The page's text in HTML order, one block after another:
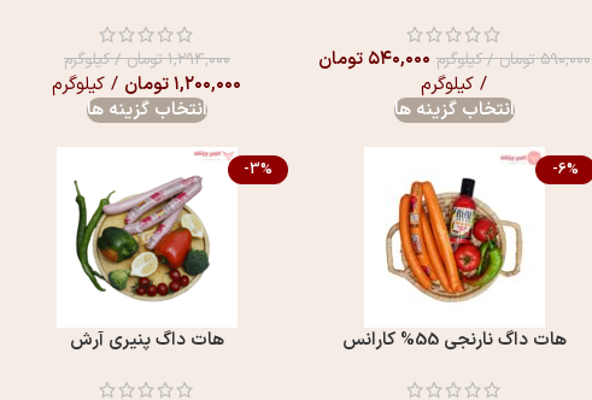
۵۹۰,۰۰۰تومان/ کیلوگرم ۵۴۰,۰۰۰ تومان
/ کیلوگرم
انتخاب گزینه ها
۱,۲۹۴,۰۰۰تومان/ کیلوگرم
۱,۲۰۰,۰۰۰تومان / کیلوگرم
انتخاب گزینه ها
-6%
هات داگ نارنجی 55% کارانس
-3%
هات داگ پنيری آرش